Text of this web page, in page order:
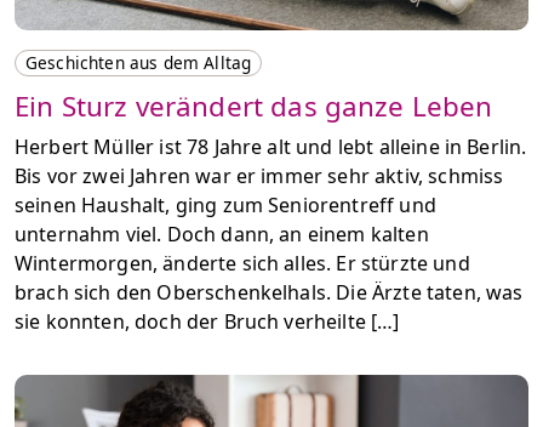
Geschichten aus dem Alltag
Ein Sturz verändert das ganze Leben
Herbert Müller ist 78 Jahre alt und lebt alleine in Berlin.
Bis vor zwei Jahren war er immer sehr aktiv, schmiss
seinen Haushalt, ging zum Seniorentreff und
unternahm viel. Doch dann, an einem kalten
Wintermorgen, änderte sich alles. Er stürzte und
brach sich den Oberschenkelhals. Die Ärzte taten, was
sie konnten, doch der Bruch verheilte […]